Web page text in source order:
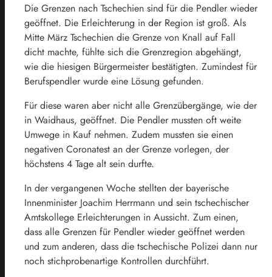
Die Grenzen nach Tschechien sind für die Pendler wieder
geöffnet. Die Erleichterung in der Region ist groß. Als
Mitte März Tschechien die Grenze von Knall auf Fall
dicht machte, fühlte sich die Grenzregion abgehängt,
wie die hiesigen Bürgermeister bestätigten. Zumindest für
Berufspendler wurde eine Lösung gefunden.
Für diese waren aber nicht alle Grenzübergänge, wie der
in Waidhaus, geöffnet. Die Pendler mussten oft weite
Umwege in Kauf nehmen. Zudem mussten sie einen
negativen Coronatest an der Grenze vorlegen, der
höchstens 4 Tage alt sein durfte.
In der vergangenen Woche stellten der bayerische
Innenminister Joachim Herrmann und sein tschechischer
Amtskollege Erleichterungen in Aussicht. Zum einen,
dass alle Grenzen für Pendler wieder geöffnet werden
und zum anderen, dass die tschechische Polizei dann nur
noch stichprobenartige Kontrollen durchführt.